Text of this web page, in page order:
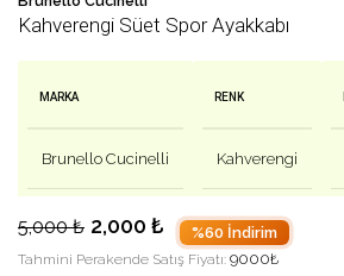
Kahverengi Süet Spor Ayakkabı
MARKA
Brunello Cucinelli
RENK
Kahverengi
5,000₺ 2,000 ₺ %60 İndirim
Tahmini Perakende Satış Fiyatı: 9000₺